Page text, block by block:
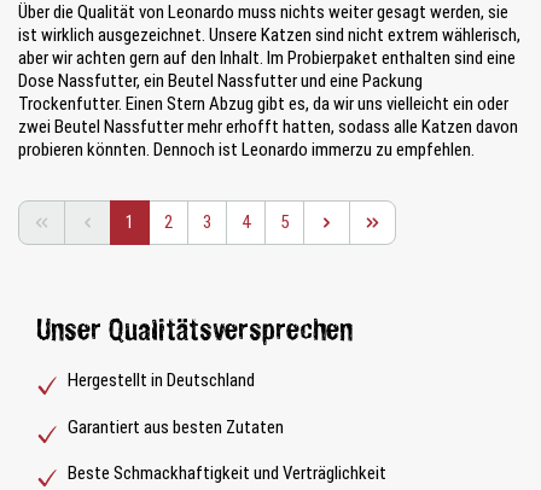
Über die Qualität von Leonardo muss nichts weiter gesagt werden, sie
ist wirklich ausgezeichnet. Unsere Katzen sind nicht extrem wählerisch,
aber wir achten gern auf den Inhalt. Im Probierpaket enthalten sind eine
Dose Nassfutter, ein Beutel Nassfutter und eine Packung
Trockenfutter. Einen Stern Abzug gibt es, da wir uns vielleicht ein oder
zwei Beutel Nassfutter mehr erhofft hatten, sodass alle Katzen davon
probieren könnten. Dennoch ist Leonardo immerzu zu empfehlen.
Seite
1 Seite
2 Seite
3 Seite
4 Seite
5
Unser Qualitätsversprechen
Hergestellt in Deutschland
Garantiert aus besten Zutaten
Beste Schmackhaftigkeit und Verträglichkeit